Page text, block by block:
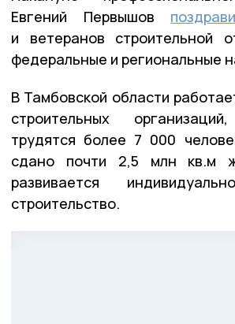
Евгений Первышов
и ветеранов строительной
федеральные и региональные
В Тамбовской области
строительных
трудятся более 7 000
сдано почти 2,5 млн кв.м
развивается
строительство.